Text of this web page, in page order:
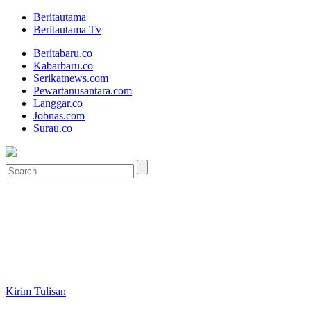
Beritautama
Beritautama Tv
Beritabaru.co
Kabarbaru.co
Serikatnews.com
Pewartanusantara.com
Langgar.co
Jobnas.com
Surau.co
Kirim Tulisan